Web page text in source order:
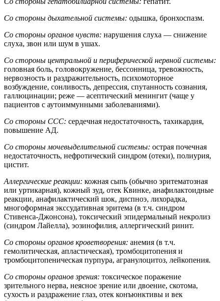
Со стороны дыхательной системы: одышка, бронхоспазм.
Со стороны органов чувств: нарушения слуха — снижение
слуха, звон или шум в ушах.
Со стороны центральной и периферической нервной системы:
головная боль, головокружение, бессонница, тревожность,
нервозность и раздражительность, психомоторное
возбуждение, сонливость, депрессия, спутанность сознания,
галлюцинации; реже — асептический менингит (чаще у
пациентов с аутоиммунными заболеваниями).
Со стороны ССС: сердечная недостаточность, тахикардия,
повышение АД.
Со стороны мочевыделительной системы: острая почечная
недостаточность, нефротический синдром (отеки), полиурия,
цистит.
Аллергические реакции: кожная сыпь (обычно эритематозная
или уртикарная), кожный зуд, отек Квинке, анафилактоидные
реакции, анафилактический шок, диспноэ, лихорадка,
многоформная экссудативная эритема (в т.ч. синдром
Стивенса-Джонсона), токсический эпидермальный некролиз
(синдром Лайелла), эозинофилия, аллергический ринит.
Со стороны органов кроветворения: анемия (в т.ч.
гемолитическая, апластическая), тромбоцитопения и
тромбоцитопеническая пурпура, агранулоцитоз, лейкопения.
Со стороны органов зрения: токсическое поражение
зрительного нерва, неясное зрение или двоение, скотома,
сухость и раздражение глаз, отек конъюнктивы и век